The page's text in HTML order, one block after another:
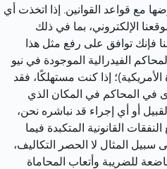
مع قواعد القوانين. إذا اتخذت أي
الإلكتروني، بما في ذلك
فإنك توافق على رفع مثل هذا
الفيدرالية الموجودة في نيو
إذا كنت مستهلكًا، فقد
في المحاكم في المكان الذي
أو أي إجراء قد نباشره نحن،
القانونية المتكبدة فيما
سبيل المثال لا الحصر التكاليف،
للضريبة وأتعاب المحاماة